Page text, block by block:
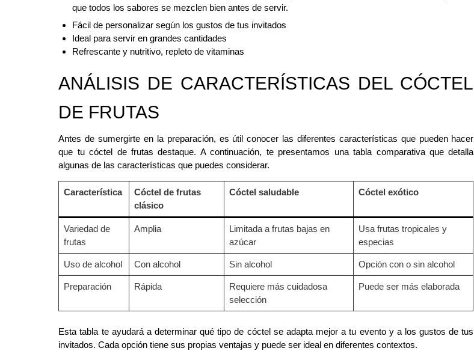
que todos los sabores se mezclen bien antes de servir.
Fácil de personalizar según los gustos de tus invitados
Ideal para servir en grandes cantidades
Refrescante y nutritivo, repleto de vitaminas
ANÁLISIS DE CARACTERÍSTICAS DEL CÓCTEL
DE FRUTAS
Antes de sumergirte en la preparación, es útil conocer las diferentes características que pueden hacer
que tu cóctel de frutas destaque. A continuación, te presentamos una tabla comparativa que detalla
algunas de las características que puedes considerar.
Característica
Cóctel de frutas
clásico
Cóctel saludable Cóctel exótico
Variedad de
frutas
Amplia
Limitada a frutas bajas en
azúcar
Usa frutas tropicales y
especias
Uso de alcohol Con alcohol Sin alcohol Opción con o sin alcohol
Preparación Rápida
Requiere más cuidadosa
selección
Puede ser más elaborada
Esta tabla te ayudará a determinar qué tipo de cóctel se adapta mejor a tu evento y a los gustos de tus
invitados. Cada opción tiene sus propias ventajas y puede ser ideal en diferentes contextos.